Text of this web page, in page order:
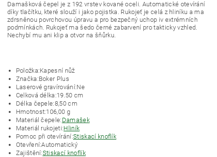
Damašková čepel je z 192 vrstev kované oceli. Automatické otevírání
díky tlačítku, které slouží i jako pojistka. Rukojeť je celá z hliníku a ma
zdrsněnou povrchovou úpravu a pro bezpečný uchop iv extrémních
podmínkách. Rukojeť ma šedo černé zabarvení pro takticky vzhled.
Nechybí mu ani klip a otvor na šňůrku.
Položka:Kapesní nůž
Značka:Boker Plus
Laserové gravírování:Ne
Celková délka:19.50 cm
Délka čepele:8,50 cm
Hmotnost:106,00 g
Materiál čepele: Damašek
Materiál rukojeti:Hliník
Pomoc při otevírání:Stiskací knoflík
Otevření:Automatický
Zajištění:Stiskací knoflík